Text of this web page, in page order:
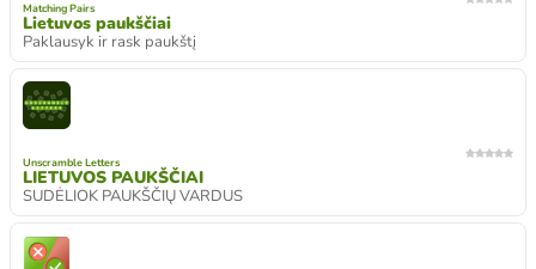
Matching Pairs
Lietuvos paukščiai
Paklausyk ir rask paukštį
Unscramble Letters
LIETUVOS PAUKŠČIAI
SUDĖLIOK PAUKŠČIŲ VARDUS